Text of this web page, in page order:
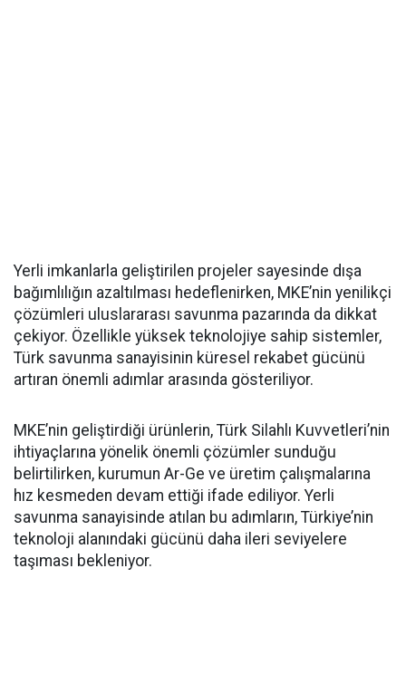
Yerli imkanlarla geliştirilen projeler sayesinde dışa
bağımlılığın azaltılması hedeflenirken, MKE’nin yenilikçi
çözümleri uluslararası savunma pazarında da dikkat
çekiyor. Özellikle yüksek teknolojiye sahip sistemler,
Türk savunma sanayisinin küresel rekabet gücünü
artıran önemli adımlar arasında gösteriliyor.
MKE’nin geliştirdiği ürünlerin, Türk Silahlı Kuvvetleri’nin
ihtiyaçlarına yönelik önemli çözümler sunduğu
belirtilirken, kurumun Ar-Ge ve üretim çalışmalarına
hız kesmeden devam ettiği ifade ediliyor. Yerli
savunma sanayisinde atılan bu adımların, Türkiye’nin
teknoloji alanındaki gücünü daha ileri seviyelere
taşıması bekleniyor.